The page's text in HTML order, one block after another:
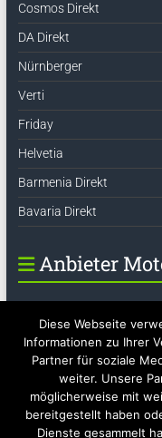
Cosmos Direkt
DA Direkt
Nürnberger
Verti
Friday
Helvetia
Barmenia Direkt
Bavaria Direkt
Anbieter
Barmenia Direkt
Verti
R+V24
Diese Webseite
Informationen zu Ihrer
Partner für soziale
weiter. Unsere
möglicherweise mit
bereitgestellt haben
Dienste gesammelt